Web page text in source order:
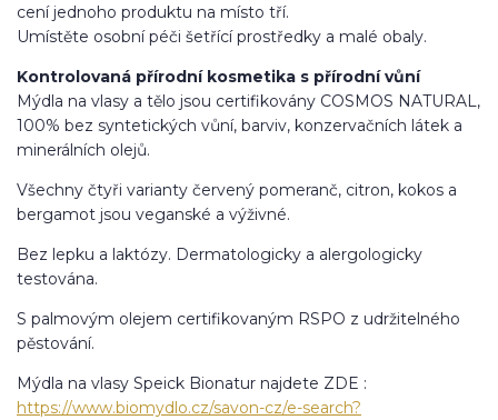
cení jednoho produktu na místo tří.
Umístěte osobní péči šetřící prostředky a malé obaly.
Kontrolovaná přírodní kosmetika s přírodní vůní
Mýdla na vlasy a tělo jsou certifikovány COSMOS NATURAL,
100% bez syntetických vůní, barviv, konzervačních látek a
minerálních olejů.
Všechny čtyři varianty červený pomeranč, citron, kokos a
bergamot jsou veganské a výživné.
Bez lepku a laktózy. Dermatologicky a alergologicky
testována.
S palmovým olejem certifikovaným RSPO z udržitelného
pěstování.
Mýdla na vlasy Speick Bionatur najdete ZDE :
https://www.biomydlo.cz/savon-cz/e-search?